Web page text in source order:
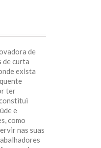
de
de curta
exista
ter
e
como
nas suas